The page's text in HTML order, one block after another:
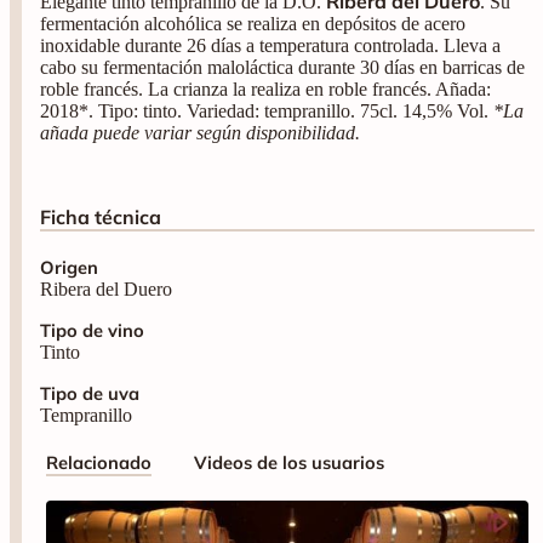
fermentación alcohólica se realiza en depósitos de acero
inoxidable durante 26 días a temperatura controlada. Lleva a
cabo su fermentación maloláctica durante 30 días en barricas de
roble francés. La crianza la realiza en roble francés. Añada:
2018*. Tipo: tinto. Variedad: tempranillo. 75cl. 14,5% Vol. *La
añada puede variar según disponibilidad.
Ficha técnica
Origen
Ribera del Duero
Tipo de vino
Tinto
Tipo de uva
Tempranillo
Relacionado Videos de los usuarios